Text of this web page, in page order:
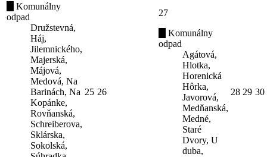
Komunálny
odpad
Družstevná,
Háj,
Jilemnického,
Majerská,
Májová,
Medová, Na
Barinách, Na
Kopánke,
Rovňanská,
Schreiberova,
Sklárska,
Sokolská,
25 26
27
Komunálny
odpad
Agátová,
Hlotka,
Horenická
Hôrka,
Javorová,
Medňanská,
Medné,
Staré
Dvory, U
duba,
28 29 30